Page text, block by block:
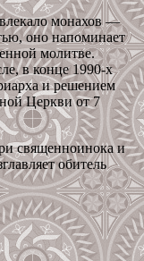
монахов —
оно напоминает
молитве.
в конце 1990-х
и решением
Церкви от 7
священноинока и
обитель